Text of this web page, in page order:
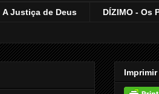
A Justiça de Deus DÍZIMO - Os
Imprimir